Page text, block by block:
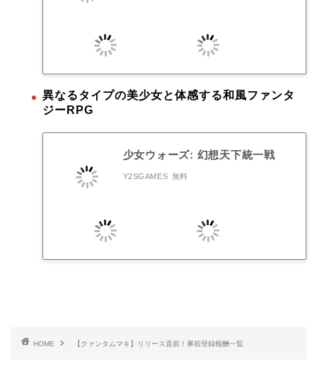
異なるタイプの美少女と体感する和風ファンタ
ジーRPG
少女ウォーズ: 幻想天下統一戦
Y2SGAMES 無料
HOME 【クァンタムマキ】リリース直前！事前登録報酬一覧